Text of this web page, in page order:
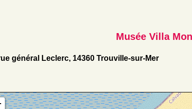
Musée Villa
général Leclerc, 14360 Trouville-sur-Mer